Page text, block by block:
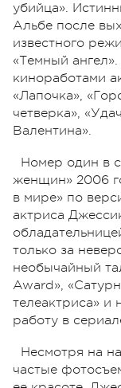
убийца».
Альбе после
известного
«Темный
киноработами
«Лапочка»,
четверка»,
Валентина».
Номер один в
женщин» 2006
в мире» по
актриса
только за
необычайный
Award»,
телеактриса» и
работу в
Несмотря на
частые